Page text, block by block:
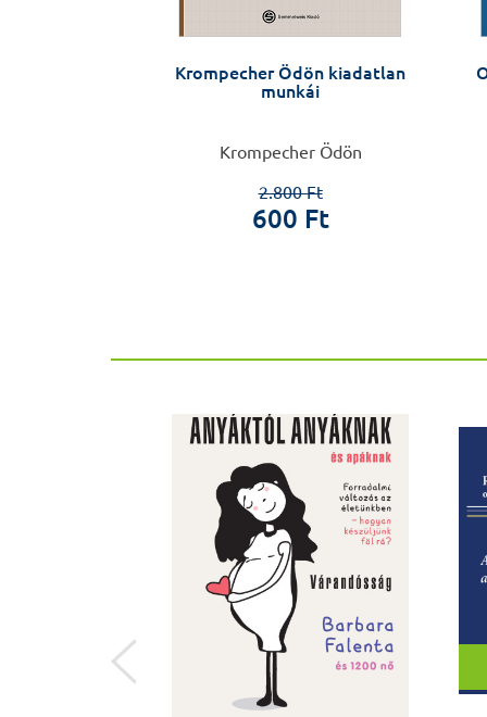
Krompecher Ödön kiadatlan
munkái
Krompecher Ödön
2.800 Ft
600 Ft